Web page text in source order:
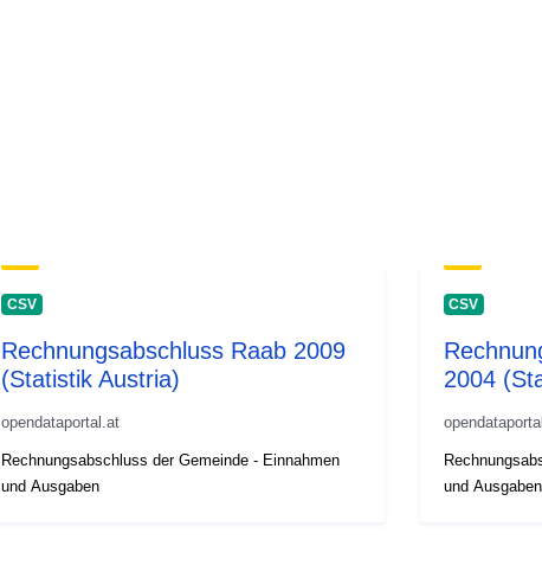
CSV
Rechnungsabschluss Raab 2009
(Statistik Austria)
opendataportal.at
Rechnungsabschluss der Gemeinde - Einnahmen
und Ausgaben
CSV
2004
und Ausgaben